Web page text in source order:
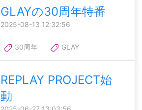
GLAYの30周年特番
2025-08-13 12:32:56
30周年 GLAY
REPLAY PROJECT始
動